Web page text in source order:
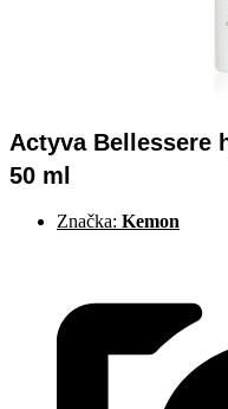
Actyva Bellessere
50 ml
Značka: Kemon